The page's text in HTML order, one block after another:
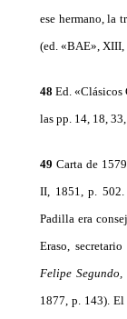
ese hermano, la
(ed. «BAE», XIII,
48 Ed. «Clásicos
las pp. 14, 18,
49 Carta de
II, 1851, p. 502.
Padilla era
Eraso,
Felipe Segundo,
1877, p. 143).